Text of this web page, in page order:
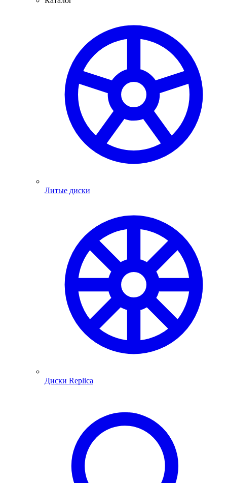
Литые диски
Диски Replica